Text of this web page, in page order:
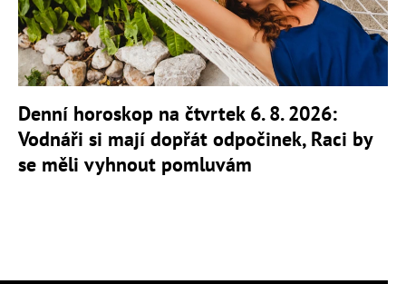
Denní horoskop na čtvrtek 6. 8. 2026:
Vodnáři si mají dopřát odpočinek, Raci by
se měli vyhnout pomluvám